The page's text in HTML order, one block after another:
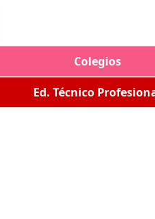
Colegios
Ed. Técnico